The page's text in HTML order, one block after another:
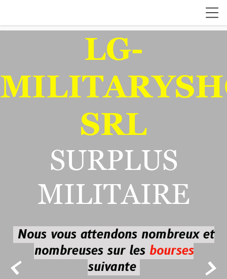
 
LG-
SRL
SURPLUS
MILITAIRE
Nous vous attendons nombreux et
nombreuses sur les bourses
suivante